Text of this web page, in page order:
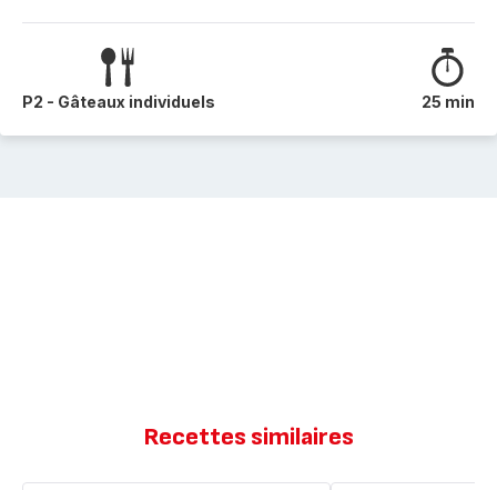
P2 - Gâteaux individuels 25 min
Recettes similaires